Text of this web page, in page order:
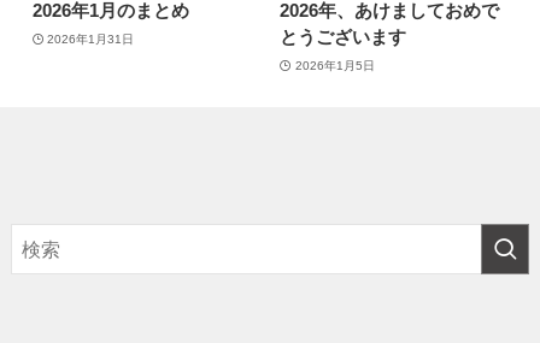
2026年1月のまとめ
2026年1月31日
2026年、あけましておめで
とうございます
2026年1月5日